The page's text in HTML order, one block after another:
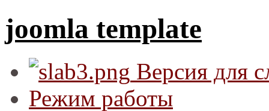
joomla template
Версия для
Режим работы